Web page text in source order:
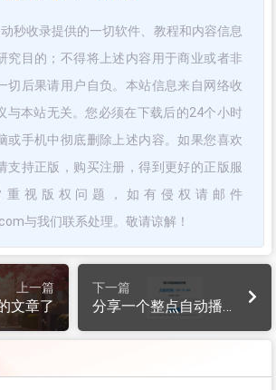
秒收录提供的一切软件、教程和内容信息
究目的；不得将上述内容用于商业或者非
切后果请用户自负。本站信息来自网络收
与本站无关。您必须在下载后的24个小时
或手机中彻底删除上述内容。如果您喜欢
支持正版，购买注册，得到更好的正版服
重视版权问题，如有侵权请邮件
与我们联系处理。敬请谅解！
上一篇
文章了
下一篇
分享一个整点自动播